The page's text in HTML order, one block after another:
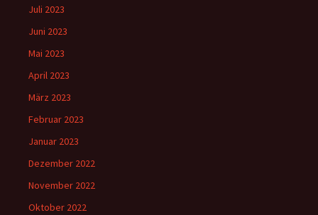
Juli 2023
Juni 2023
Mai 2023
April 2023
März 2023
Februar 2023
Januar 2023
Dezember 2022
November 2022
Oktober 2022